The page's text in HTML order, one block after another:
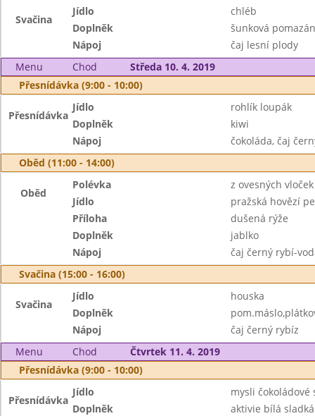
Svačina
Jídlo
chléb
Doplněk
šunková
Nápoj
čaj lesní plody
Menu
Chod
Středa 10. 4. 2019
Přesnídávka (9:00 - 10:00)
Přesnídávka
Jídlo
rohlík loupák
Doplněk
kiwi
Nápoj
čokoláda, čaj
Oběd (11:00 - 14:00)
Oběd
Polévka
z ovesných
Jídlo
pražská hovězí
Příloha
dušená rýže
Doplněk
jablko
Nápoj
čaj černý rybí-
Svačina (15:00 - 16:00)
Svačina
Jídlo
houska
Doplněk
Nápoj
čaj černý rybíz
Menu
Chod
Čtvrtek 11. 4. 2019
Přesnídávka (9:00 - 10:00)
Přesnídávka
Jídlo
mysli čokoládové
Doplněk
aktivie bílá sladká